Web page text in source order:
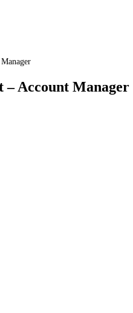
– Account Manager